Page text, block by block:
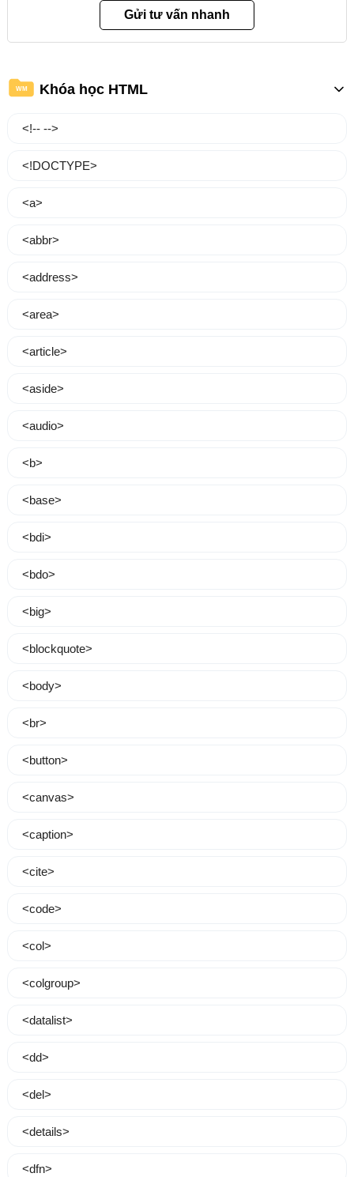
WM Khóa học HTML
<!-- -->
<!DOCTYPE>
<a>
<abbr>
<address>
<area>
<article>
<aside>
<audio>
<b>
<base>
<bdi>
<bdo>
<big>
<blockquote>
<body>
<br>
<button>
<canvas>
<caption>
<cite>
<code>
<col>
<colgroup>
<datalist>
<dd>
<del>
<details>
<dfn>